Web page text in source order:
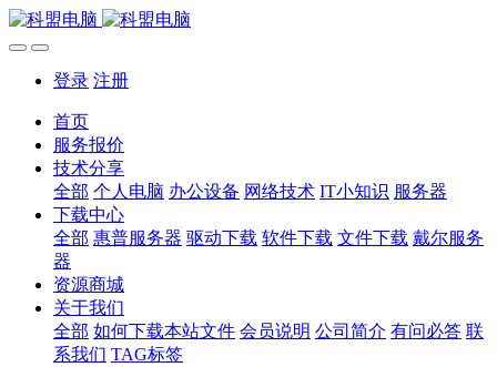
登录 注册
首页
服务报价
技术分享
全部 个人电脑 办公设备 网络技术 IT小知识 服务器
下载中心
全部 惠普服务器 驱动下载 软件下载 文件下载 戴尔服务
器
资源商城
关于我们
全部 如何下载本站文件 会员说明 公司简介 有问必答 联
系我们 TAG标签